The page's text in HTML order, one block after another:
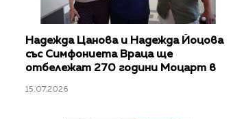
Надежда Цанова и Надежда Йоцова
със Симфониета Враца ще
отбележат 270 години Моцарт в
15.07.2026